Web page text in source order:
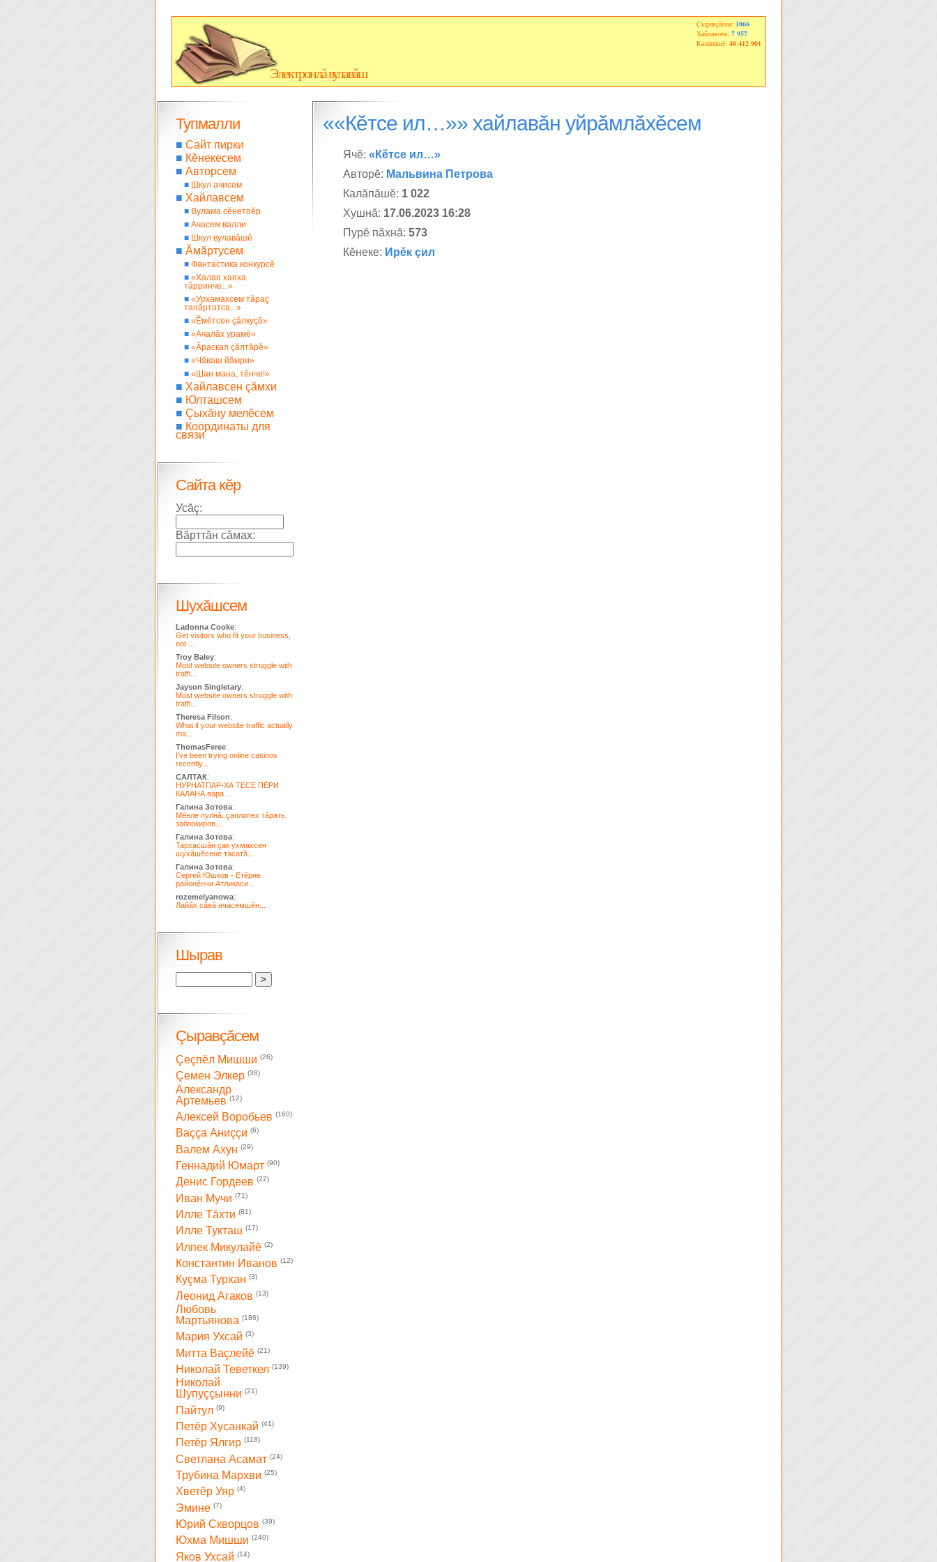
Электронлă вулавăш
Çыравçăсем: 1066
Хайлавсем: 7 957
Калăпăшĕ: 48 412 901
««Кĕтсе ил…»» хайлавăн уйрăмлăхĕсем
Ячĕ: «Кĕтсе ил…»
Авторĕ: Мальвина Петрова
Калăпăшĕ: 1 022
Хушнă: 17.06.2023 16:28
Пурĕ пăхнă: 573
Кĕнеке: Ирĕк çил
Тупмалли
■ Сайт пирки
■ Кĕнекесем
■ Авторсем
■ Шкул ачисем
■ Хайлавсем
■ Вулама сĕнетпĕр
■ Ачасем валли
■ Шкул вулавăшĕ
■ Ăмăртусем
■ Фантастика конкурсĕ
■ «Халап хапха
тăрринче...»
■ «Урхамахсем тăраç
тапăртатса...»
■ «Ĕмĕтсен çăлкуçĕ»
■ «Ачалăх урамĕ»
■ «Ăраскал çăлтăрĕ»
■ «Чăваш йăмри»
■ «Шан мана, тĕнче!»
■ Хайлавсен çăмхи
■ Юлташсем
■ Çыхăну мелĕсем
■ Координаты для
связи
Сайта кĕр
Усăç:
Вăрттăн сăмах:
Шухăшсем
Ladonna Cooke:
Get visitors who fit your business,
not ...
Troy Baley:
Most website owners struggle with
traffi...
Jayson Singletary:
Most website owners struggle with
traffi...
Theresa Filson:
What if your website traffic actually
ma...
ThomasFeree:
I've been trying online casinos
recently...
САЛТАК:
НУРНАТПАР-ХА ТЕСЕ ПЁРИ
КАЛАНА вара ...
Галина Зотова:
Мĕнле пулнă, çаплипех тăрать,
заблокиров...
Галина Зотова:
Тархасшăн çак ухмахсен
шухăшĕсене тасатă...
Галина Зотова:
Сергей Юшков - Етĕрне
районĕнчи Атликаси...
rozemelyanowa:
Лайăх сăвă ачасемшĕн...
Шырав
Çыравçăсем
Çеçпĕл Мишши (26)
Çемен Элкер (38)
Александр
Артемьев (12)
Алексей Воробьев (160)
Ваççа Аниççи (6)
Валем Ахун (29)
Геннадий Юмарт (90)
Денис Гордеев (22)
Иван Мучи (71)
Илле Тăхти (81)
Илле Тукташ (17)
Илпек Микулайĕ (2)
Константин Иванов (12)
Куçма Турхан (3)
Леонид Агаков (13)
Любовь
Мартьянова (186)
Мария Ухсай (3)
Митта Ваçлейĕ (21)
Николай Теветкел (139)
Николай
Шупуççынни (21)
Пайтул (9)
Петĕр Хусанкай (41)
Петĕр Ялгир (118)
Светлана Асамат (24)
Трубина Мархви (25)
Хветĕр Уяр (4)
Эмине (7)
Юрий Скворцов (39)
Юхма Мишши (240)
Яков Ухсай (14)